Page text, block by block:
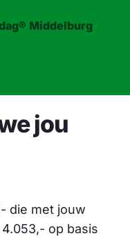
Middelburg
jou
die met jouw
op basis